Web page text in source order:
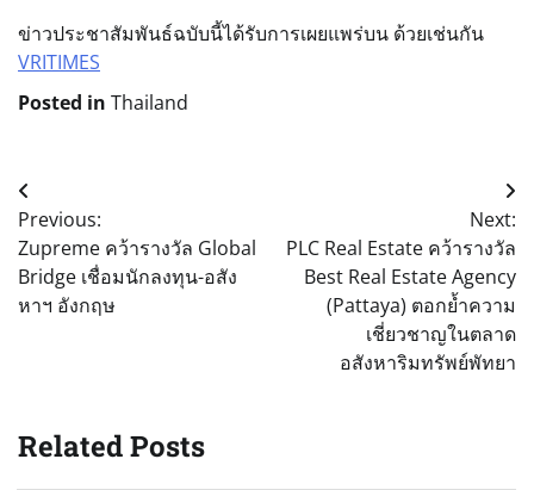
ข่าวประชาสัมพันธ์ฉบับนี้ได้รับการเผยแพร่บน ด้วยเช่นกัน
VRITIMES
Posted in Thailand
Post
navigation
Previous:
Zupreme คว้ารางวัล Global
Bridge เชื่อมนักลงทุน-อสัง
หาฯ อังกฤษ
Next:
PLC Real Estate คว้ารางวัล
Best Real Estate Agency
(Pattaya) ตอกย้ำความ
เชี่ยวชาญในตลาด
อสังหาริมทรัพย์พัทยา
Related Posts